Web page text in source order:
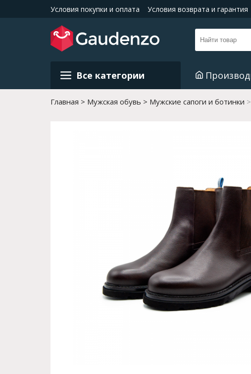
Условия покупки и оплата Условия возврата и гарантия
Все категории
Главная Мужская обувь Мужские сапоги и ботинки